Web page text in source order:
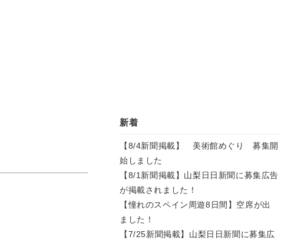
新着
【8/4新聞掲載】 美術館めぐり 募集開
始しました
【8/1新聞掲載】山梨日日新聞に募集広告
が掲載されました！
【憧れのスペイン周遊8日間】空席が出
ました！
【7/25新聞掲載】山梨日日新聞に募集広